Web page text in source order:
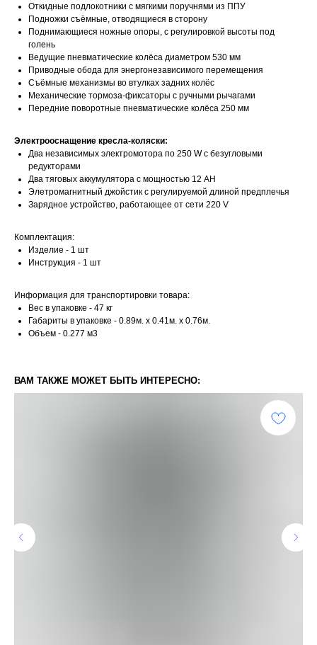
Откидные подлокотники с мягкими поручнями из ППУ
Подножки съёмные, отводящиеся в сторону
Поднимающиеся ножные опоры, с регулировкой высоты под
голень
Ведущие пневматические колёса диаметром 530 мм
Приводные обода для энергонезависимого перемещения
Съёмные механизмы во втулках задних колёс
Механические тормоза-фиксаторы с ручными рычагами
Передние поворотные пневматические колёса 250 мм
Электрооснащение кресла-коляски:
Два независимых электромотора по 250 W с безугловыми
редукторами
Два тяговых аккумулятора с мощностью 12 AH
Элетромагнитный джойстик с регулируемой длиной предплечья
Зарядное устройство, работающее от сети 220 V
Комплектация:
Изделие - 1 шт
Инструкция - 1 шт
Информация для транспортировки товара:
Вес в упаковке - 47 кг
Габариты в упаковке - 0.89м. x 0.41м. x 0.76м.
Объем - 0.277 м3
ВАМ ТАКЖЕ МОЖЕТ БЫТЬ ИНТЕРЕСНО: